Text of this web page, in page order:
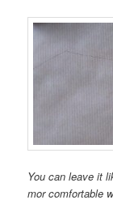
You can leave it
mor comfortable